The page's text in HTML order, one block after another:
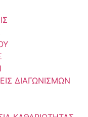
ΔΙΑΓΩΝΙΣΜΩΝ